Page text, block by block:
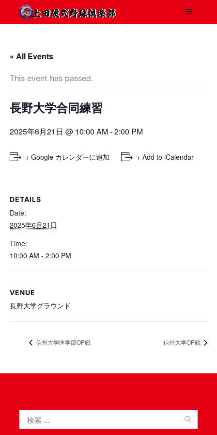
« All Events
This event has passed.
長野大学合同練習
2025年6月21日 @ 10:00 AM-2:00 PM
+ Google カレンダーに追加 + Add to iCalendar
DETAILS
Date:
2025年6月21日
Time:
10:00 AM - 2:00 PM
VENUE
長野大学グラウンド
信州大学医学部OP戦 信州大学OP戦